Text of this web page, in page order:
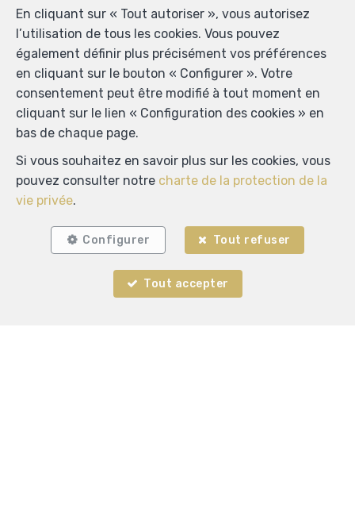
En cliquant sur « Tout autoriser », vous autorisez
l’utilisation de tous les cookies. Vous pouvez
également définir plus précisément vos préférences
en cliquant sur le bouton « Configurer ». Votre
consentement peut être modifié à tout moment en
cliquant sur le lien « Configuration des cookies » en
bas de chaque page.
Si vous souhaitez en savoir plus sur les cookies, vous
pouvez consulter notre charte de la protection de la
vie privée.
Configurer Tout refuser
Tout accepter